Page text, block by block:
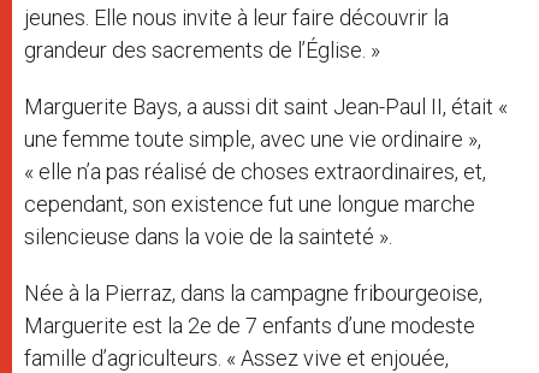
jeunes. Elle nous invite à leur faire découvrir la
grandeur des sacrements de l’Église. »
Marguerite Bays, a aussi dit saint Jean-Paul II, était «
une femme toute simple, avec une vie ordinaire »,
« elle n’a pas réalisé de choses extraordinaires, et,
cependant, son existence fut une longue marche
silencieuse dans la voie de la sainteté ».
Née à la Pierraz, dans la campagne fribourgeoise,
Marguerite est la 2e de 7 enfants d’une modeste
famille d’agriculteurs. « Assez vive et enjouée,